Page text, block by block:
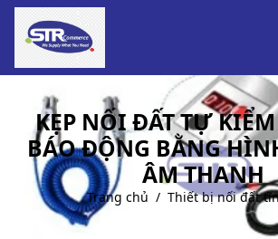
KẸP NỐI ĐẤT TỰ
BÁO ĐỘNG BẰNG
ÂM THANH
Trang chủ Thiết bị nối đất